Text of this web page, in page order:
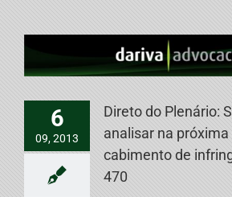
6
09, 2013
Direto do Plenário:
analisar na
cabimento de
470